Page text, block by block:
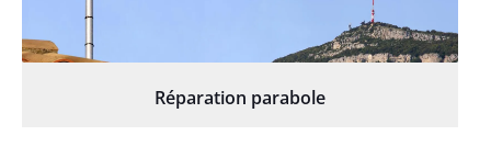
Réparation parabole